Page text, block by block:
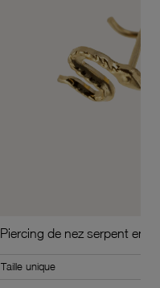
Piercing de nez serpent en
Taille unique